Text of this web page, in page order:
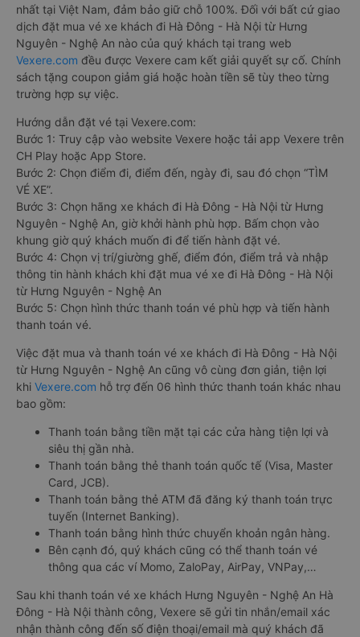
nhất tại Việt Nam, đảm bảo giữ chỗ 100%. Đối với bất cứ giao
dịch đặt mua vé xe khách đi Hà Đông - Hà Nội từ Hưng
Nguyên - Nghệ An nào của quý khách tại trang web
Vexere.com đều được Vexere cam kết giải quyết sự cố. Chính
sách tặng coupon giảm giá hoặc hoàn tiền sẽ tùy theo từng
trường hợp sự việc.
Hướng dẫn đặt vé tại Vexere.com:
Bước 1: Truy cập vào website Vexere hoặc tải app Vexere trên
CH Play hoặc App Store.
Bước 2: Chọn điểm đi, điểm đến, ngày đi, sau đó chọn “TÌM
VÉ XE”.
Bước 3: Chọn hãng xe khách đi Hà Đông - Hà Nội từ Hưng
Nguyên - Nghệ An, giờ khởi hành phù hợp. Bấm chọn vào
khung giờ quý khách muốn đi để tiến hành đặt vé.
Bước 4: Chọn vị trí/giường ghế, điểm đón, điểm trả và nhập
thông tin hành khách khi đặt mua vé xe đi Hà Đông - Hà Nội
từ Hưng Nguyên - Nghệ An
Bước 5: Chọn hình thức thanh toán vé phù hợp và tiến hành
thanh toán vé.
Việc đặt mua và thanh toán vé xe khách đi Hà Đông - Hà Nội
từ Hưng Nguyên - Nghệ An cũng vô cùng đơn giản, tiện lợi
khi Vexere.com hỗ trợ đến 06 hình thức thanh toán khác nhau
bao gồm:
Thanh toán bằng tiền mặt tại các cửa hàng tiện lợi và
siêu thị gần nhà.
Thanh toán bằng thẻ thanh toán quốc tế (Visa, Master
Card, JCB).
Thanh toán bằng thẻ ATM đã đăng ký thanh toán trực
tuyến (Internet Banking).
Thanh toán bằng hình thức chuyển khoản ngân hàng.
Bên cạnh đó, quý khách cũng có thể thanh toán vé
thông qua các ví Momo, ZaloPay, AirPay, VNPay,…
Sau khi thanh toán vé xe khách Hưng Nguyên - Nghệ An Hà
Đông - Hà Nội thành công, Vexere sẽ gửi tin nhắn/email xác
nhận thành công đến số điện thoại/email mà quý khách đã